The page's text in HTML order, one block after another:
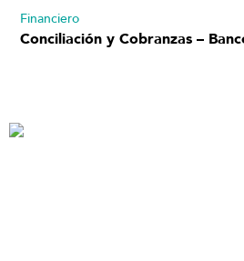
Financiero
Conciliación y Cobranzas –